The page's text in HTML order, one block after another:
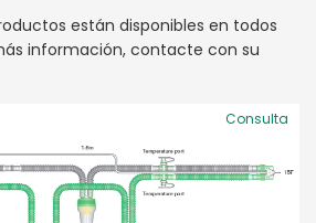
están disponibles en todos
información, contacte con su
Consulta